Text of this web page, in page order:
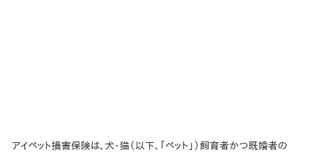
アイペット損害保険は、犬・猫（以下、「ペット」）飼育者かつ既婚者の